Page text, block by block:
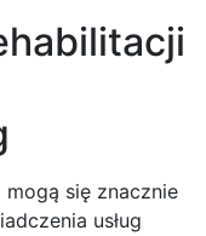
się znacznie
usług